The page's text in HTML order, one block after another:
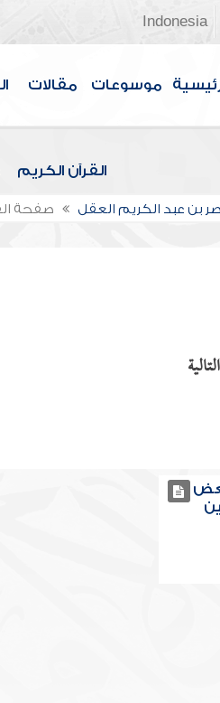
Indonesia
موسوعات مقالات
القرآن الكريم
بن عبد الكريم العقل صفحة